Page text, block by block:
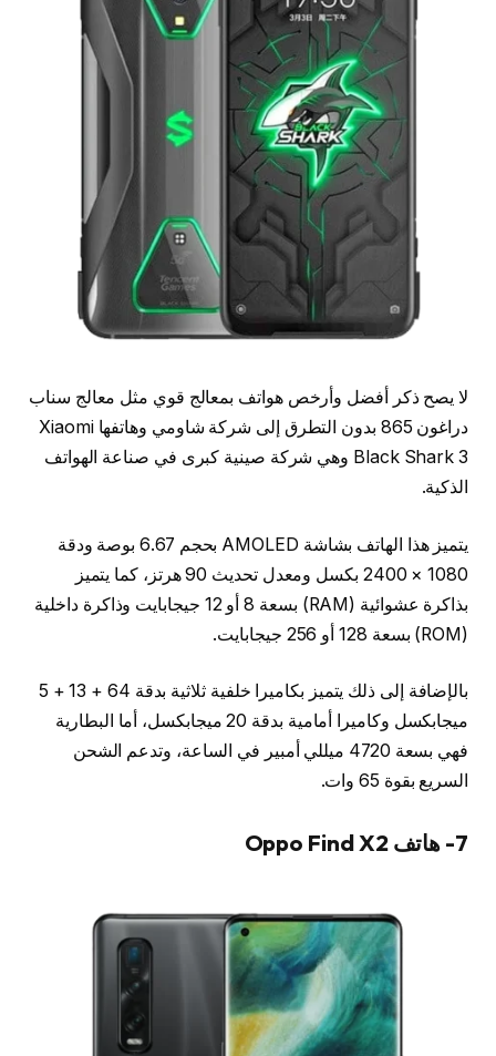
لا يصح ذكر أفضل وأرخص هواتف بمعالج قوي مثل معالج سناب
دراغون 865 بدون التطرق إلى شركة شاومي وهاتفها Xiaomi
Black Shark 3 وهي شركة صينية كبرى في صناعة الهواتف
الذكية.
يتميز هذا الهاتف بشاشة AMOLED بحجم 6.67 بوصة ودقة
1080 × 2400 بكسل ومعدل تحديث 90 هرتز، كما يتميز
بذاكرة عشوائية (RAM) بسعة 8 أو 12 جيجابايت وذاكرة داخلية
(ROM) بسعة 128 أو 256 جيجابايت.
بالإضافة إلى ذلك يتميز بكاميرا خلفية ثلاثية بدقة 64 + 13 + 5
ميجابكسل وكاميرا أمامية بدقة 20 ميجابكسل، أما البطارية
فهي بسعة 4720 ميللي أمبير في الساعة، وتدعم الشحن
السريع بقوة 65 وات.
7- هاتف Oppo Find X2